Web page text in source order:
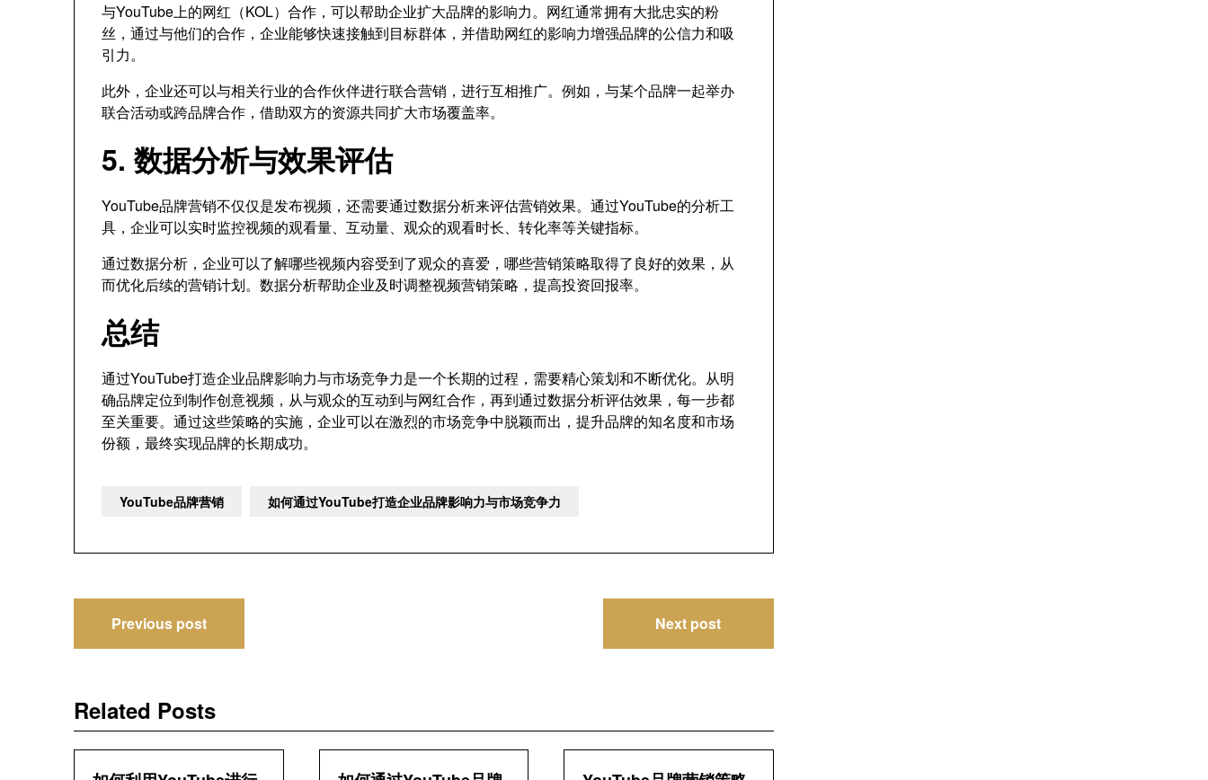
与YouTube上的网红（KOL）合作，可以帮助企业扩大品牌的影响力。网红通常拥有大批忠实的粉
丝，通过与他们的合作，企业能够快速接触到目标群体，并借助网红的影响力增强品牌的公信力和吸
引力。
此外，企业还可以与相关行业的合作伙伴进行联合营销，进行互相推广。例如，与某个品牌一起举办
联合活动或跨品牌合作，借助双方的资源共同扩大市场覆盖率。
5. 数据分析与效果评估
YouTube品牌营销不仅仅是发布视频，还需要通过数据分析来评估营销效果。通过YouTube的分析工
具，企业可以实时监控视频的观看量、互动量、观众的观看时长、转化率等关键指标。
通过数据分析，企业可以了解哪些视频内容受到了观众的喜爱，哪些营销策略取得了良好的效果，从
而优化后续的营销计划。数据分析帮助企业及时调整视频营销策略，提高投资回报率。
总结
通过YouTube打造企业品牌影响力与市场竞争力是一个长期的过程，需要精心策划和不断优化。从明
确品牌定位到制作创意视频，从与观众的互动到与网红合作，再到通过数据分析评估效果，每一步都
至关重要。通过这些策略的实施，企业可以在激烈的市场竞争中脱颖而出，提升品牌的知名度和市场
份额，最终实现品牌的长期成功。
YouTube品牌营销 如何通过YouTube打造企业品牌影响力与市场竞争力
章
导
航
Previous post Next post
Related Posts